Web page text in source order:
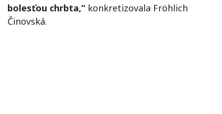
bolesťou chrbta,“ konkretizovala Fröhlich
Činovská.